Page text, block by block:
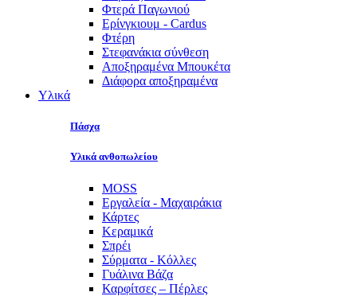
Φτερά Παγωνιού
Ερίνγκιουμ - Cardus
Φτέρη
Στεφανάκια σύνθεση
Αποξηραμένα Μπουκέτα
Διάφορα αποξηραμένα
Υλικά
Πάσχα
Υλικά ανθοπωλείου
MOSS
Εργαλεία - Μαχαιράκια
Κάρτες
Κεραμικά
Σπρέι
Σύρματα - Κόλλες
Γυάλινα Βάζα
Καρφίτσες – Πέρλες